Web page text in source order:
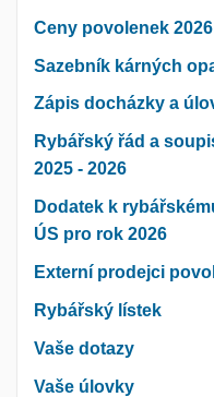
Ceny povolenek 2026
Sazebník kárných
Zápis docházky a
Rybářský řád a
2025 - 2026
Dodatek k
ÚS pro rok 2026
Externí prodejci
Rybářský lístek
Vaše dotazy
Vaše úlovky